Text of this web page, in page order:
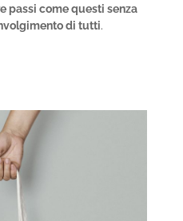
passi come questi senza
di tutti.